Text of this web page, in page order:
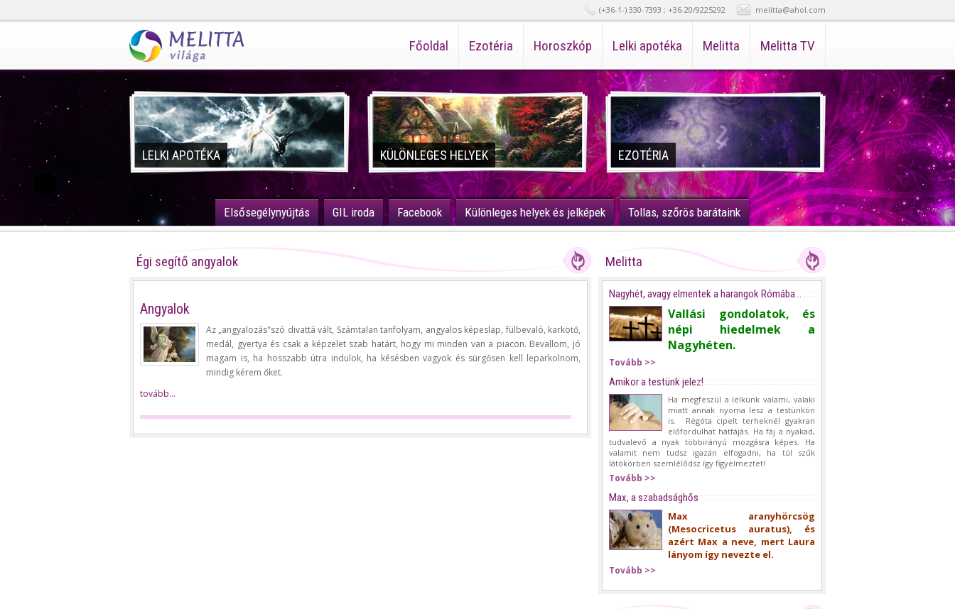
melitta@ahol.com
(+36-1-) 330-7393 ; +36-20/9225292
Főoldal Ezotéria Horoszkóp Lelki apotéka Melitta Melitta TV
LELKI APOTÉKA KÜLÖNLEGES HELYEK EZOTÉRIA
Elsősegélynyújtás GIL iroda Facebook Különleges helyek és jelképek Tollas, szőrös barátaink
Égi segítő angyalok
Angyalok
Az „angyalozás"szó divattá vált, Számtalan tanfolyam, angyalos képeslap, fülbevaló, karkötő,
medál, gyertya és csak a képzelet szab határt, hogy mi minden van a piacon. Bevallom, jó
magam is, ha hosszabb útra indulok, ha késésben vagyok és sürgősen kell leparkolnom,
mindig kérem őket.
tovább...
Melitta
Nagyhét, avagy elmentek a harangok Rómába...
Vallási gondolatok, és
népi hiedelmek a
Nagyhéten.
Tovább >>
Amikor a testünk jelez!
Ha megfeszül a lelkünk valami, valaki
miatt annak nyoma lesz a testünkön
is. Régóta cipelt terheknél gyakran
előfordulhat hátfájás. Ha fáj a nyakad,
tudvalevő a nyak többirányú mozgásra képes. Ha
valamit nem tudsz igazán elfogadni, ha túl szűk
látókörben szemlélődsz így figyelmeztet!
Tovább >>
Max, a szabadsághős
Max aranyhörcsög
(Mesocricetus auratus), és
azért Max a neve, mert Laura
lányom így nevezte el.
Tovább >>